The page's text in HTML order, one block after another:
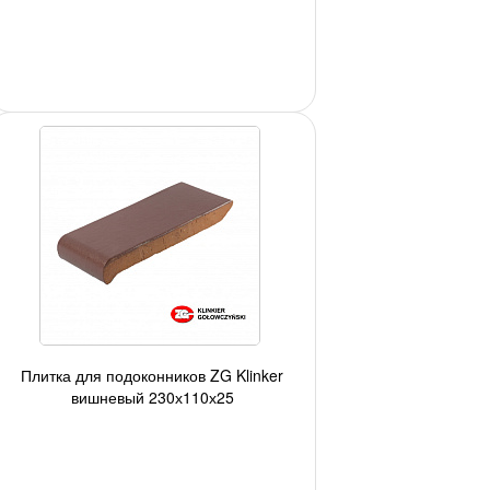
Плитка для подоконников ZG Klinker
вишневый 230х110х25